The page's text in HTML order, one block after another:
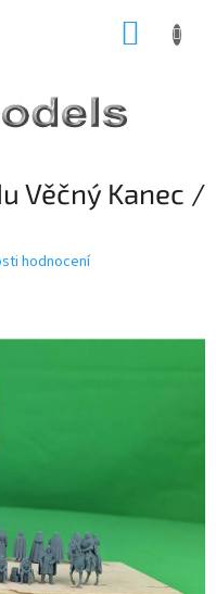
Věčný Kanec /
hodnocení